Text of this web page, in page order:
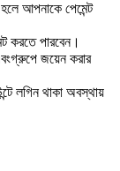
আপনাকে পেমেন্ট
করতে পারবেন।
জয়েন করার
লগিন থাকা অবস্থায়